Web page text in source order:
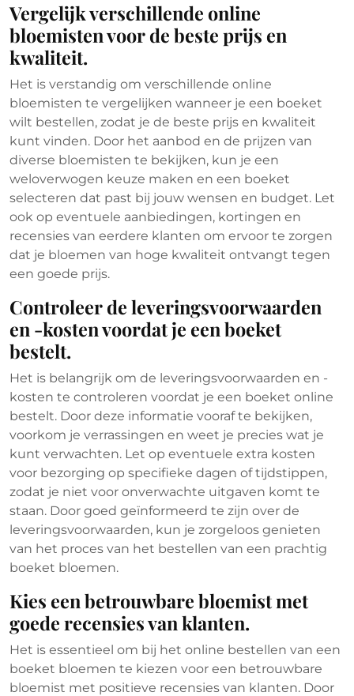
Vergelijk verschillende online
bloemisten voor de beste prijs en
kwaliteit.
Het is verstandig om verschillende online
bloemisten te vergelijken wanneer je een boeket
wilt bestellen, zodat je de beste prijs en kwaliteit
kunt vinden. Door het aanbod en de prijzen van
diverse bloemisten te bekijken, kun je een
weloverwogen keuze maken en een boeket
selecteren dat past bij jouw wensen en budget. Let
ook op eventuele aanbiedingen, kortingen en
recensies van eerdere klanten om ervoor te zorgen
dat je bloemen van hoge kwaliteit ontvangt tegen
een goede prijs.
Controleer de leveringsvoorwaarden
en -kosten voordat je een boeket
bestelt.
Het is belangrijk om de leveringsvoorwaarden en -
kosten te controleren voordat je een boeket online
bestelt. Door deze informatie vooraf te bekijken,
voorkom je verrassingen en weet je precies wat je
kunt verwachten. Let op eventuele extra kosten
voor bezorging op specifieke dagen of tijdstippen,
zodat je niet voor onverwachte uitgaven komt te
staan. Door goed geïnformeerd te zijn over de
leveringsvoorwaarden, kun je zorgeloos genieten
van het proces van het bestellen van een prachtig
boeket bloemen.
Kies een betrouwbare bloemist met
goede recensies van klanten.
Het is essentieel om bij het online bestellen van een
boeket bloemen te kiezen voor een betrouwbare
bloemist met positieve recensies van klanten. Door